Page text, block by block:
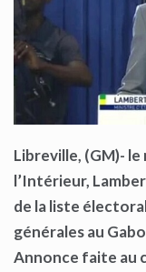
Libreville, (GM)- le
l’Intérieur,
de la liste
générales au
Annonce faite au